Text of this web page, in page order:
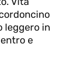
leggero in
e